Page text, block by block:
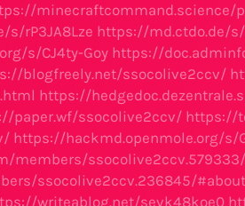
minecraftcommand.science/
rP3JA8Lze https://md.ctdo.de/s/
s/CJ4ty-Goy https://
blogfreely.net/ssocolive2ccv/
https://
paper.wf/ssocolive2ccv/ https://
https://hackmd.openmole.org/s/
members/ssocolive2ccv.579333/
ssocolive2ccv.236845/#about
writeablog.net/sevk48koe0